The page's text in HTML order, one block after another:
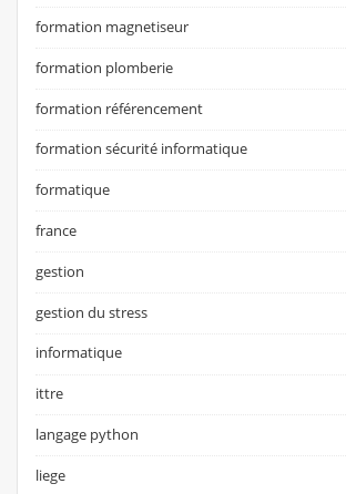
formation magnetiseur
formation plomberie
formation référencement
formation sécurité informatique
formatique
france
gestion
gestion du stress
informatique
ittre
langage python
liege